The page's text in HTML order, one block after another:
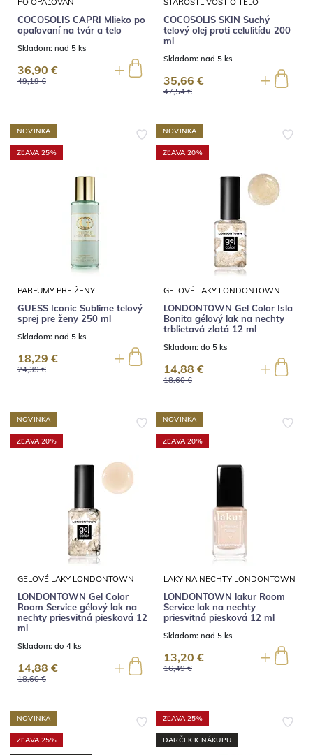
COCOSOLIS CAPRI Mlieko po
opaľovaní na tvár a telo
Skladom: nad 5 ks
49,19 €
36,90 €
COCOSOLIS SKIN Suchý
telový olej proti celulitídu 200
ml
Skladom: nad 5 ks
47,54 €
35,66 €
NOVINKA
ZĽAVA 25%
PARFUMY PRE ŽENY
GUESS Iconic Sublime telový
sprej pre ženy 250 ml
Skladom: nad 5 ks
24,39 €
18,29 €
NOVINKA
ZĽAVA 20%
GELOVÉ LAKY LONDONTOWN
LONDONTOWN Gel Color Isla
Bonita gélový lak na nechty
trblietavá zlatá 12 ml
Skladom: do 5 ks
18,60 €
14,88 €
NOVINKA
ZĽAVA 20%
GELOVÉ LAKY LONDONTOWN
LONDONTOWN Gel Color
Room Service gélový lak na
nechty priesvitná piesková 12
ml
Skladom: do 4 ks
18,60 €
14,88 €
NOVINKA
ZĽAVA 20%
LAKY NA NECHTY LONDONTOWN
LONDONTOWN lakur Room
Service lak na nechty
priesvitná piesková 12 ml
Skladom: nad 5 ks
16,49 €
13,20 €
NOVINKA
ZĽAVA 25%
ZĽAVA 25%
DARČEK K NÁKUPU